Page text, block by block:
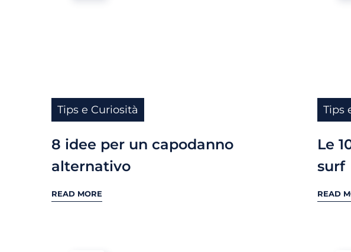
Tips e Curiosità
8 idee per un capodanno
alternativo
READ MORE
Tips
Le
surf
READ